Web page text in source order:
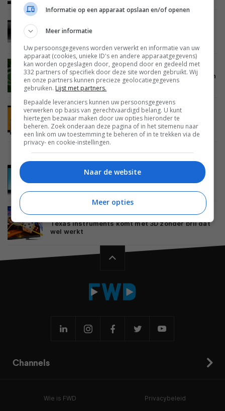
TI gaat voor tablets die een hele dag meegaan
MOBILE 03 AUGUSTUS 2011
Eerste Nvidia Tegra 3 ‘Kal-El’ tablets verschijnen
in oktober
MOBILE 22 JUNI 2011
‘Amazon tablets met TI processors komen in
augustus / september’
08 JUNI 2011
‘Microsoft komt met eigen Windows 8 tablet’
BEELD 20 FEBRUARI 2010
Texas Instruments komt met 3D zonder bril dat
wel werkt
Channels
Wie is FWD Privacybeleid
Informatie op een apparaat opslaan en/of openen
Meer informatie
Uw persoonsgegevens worden verwerkt en informatie van uw
apparaat (cookies, unieke ID's en andere apparaatgegevens)
kan worden opgeslagen door, geopend door en gedeeld met
332 partners of specifiek door deze site worden gebruikt. Wij
en onze partners kunnen precieze geolocatiegegevens
gebruiken. Lijst met partners.
Bepaalde leveranciers kunnen uw persoonsgegevens
verwerken op basis van gerechtvaardigd belang. U kunt
hiertegen bezwaar maken door uw opties hieronder te
beheren. Zoek onderaan deze pagina of in het sitemenu naar
een link om uw toestemming te beheren of in te trekken via de
privacy- en cookie-instellingen.
Naar de website
Meer opties